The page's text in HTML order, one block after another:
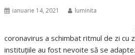
ianuarie 14, 2021 luminita
coronavirus a schimbat ritmul de zi cu
instituțiile au fost nevoite să se